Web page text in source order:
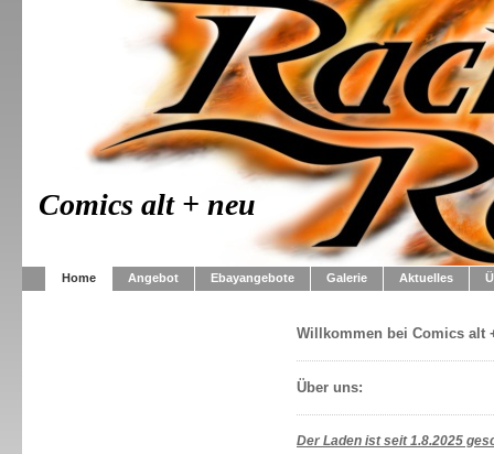
Comics alt + neu
Home Angebot Ebayangebote Galerie Aktuelles
Willkommen bei Comics alt
Über uns:
Der Laden ist seit 1.8.2025